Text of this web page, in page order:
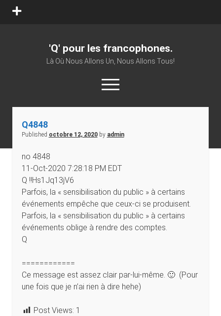
'Q' pour les francophones.
Là Où Nous Allons Un, Nous Allons Tous!
Q4848
Published octobre 12, 2020by admin
no 4848
11-Oct-2020 7:28:18 PM EDT
Q !!Hs1Jq13jV6
Parfois, la « sensibilisation du public » à certains
événements empêche que ceux-ci se produisent.
Parfois, la « sensibilisation du public » à certains
événements oblige à rendre des comptes.
Q
============
Ce message est assez clair par-lui-même. 🙂 (Pour
une fois que je n’ai rien à dire hehe)
Post Views: 1